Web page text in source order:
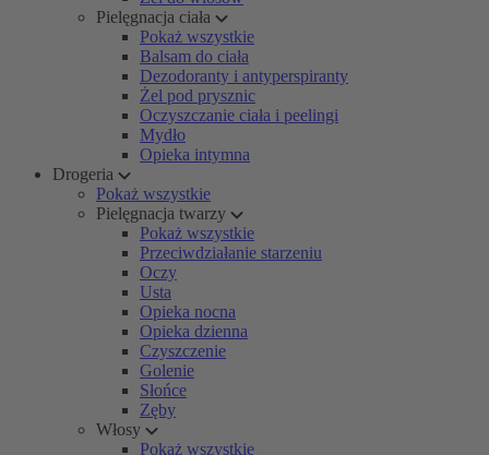
Pielęgnacja ciała
Pokaż wszystkie
Balsam do ciała
Dezodoranty i antyperspiranty
Żel pod prysznic
Oczyszczanie ciała i peelingi
Mydło
Opieka intymna
Drogeria
Pokaż wszystkie
Pielęgnacja twarzy
Pokaż wszystkie
Przeciwdziałanie starzeniu
Oczy
Usta
Opieka nocna
Opieka dzienna
Czyszczenie
Golenie
Słońce
Zęby
Włosy
Pokaż wszystkie